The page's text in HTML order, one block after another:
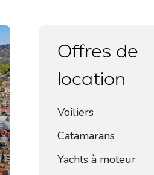
Offres de
location
Voiliers
Catamarans
Yachts à moteur